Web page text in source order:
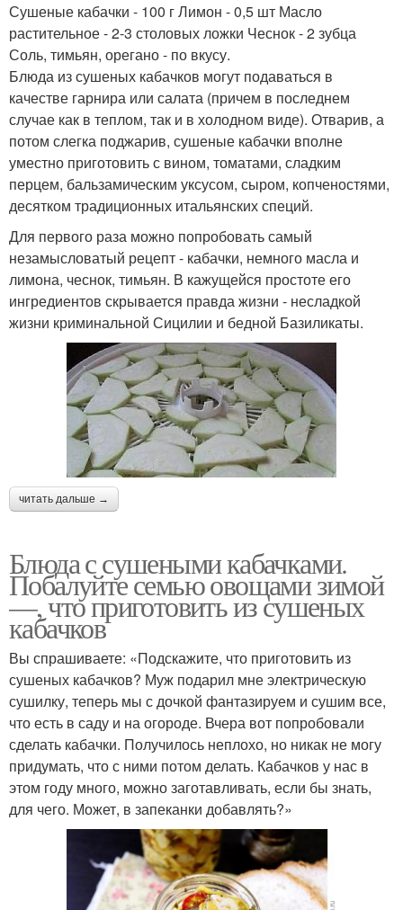
Сушеные кабачки - 100 г Лимон - 0,5 шт Масло
растительное - 2-3 столовых ложки Чеснок - 2 зубца
Соль, тимьян, орегано - по вкусу.
Блюда из сушеных кабачков могут подаваться в
качестве гарнира или салата (причем в последнем
случае как в теплом, так и в холодном виде). Отварив, а
потом слегка поджарив, сушеные кабачки вполне
уместно приготовить с вином, томатами, сладким
перцем, бальзамическим уксусом, сыром, копченостями,
десятком традиционных итальянских специй.
Для первого раза можно попробовать самый
незамысловатый рецепт - кабачки, немного масла и
лимона, чеснок, тимьян. В кажущейся простоте его
ингредиентов скрывается правда жизни - несладкой
жизни криминальной Сицилии и бедной Базиликаты.
читать дальше →
Блюда с сушеными кабачками.
Побалуйте семью овощами зимой
—, что приготовить из сушеных
кабачков
Вы спрашиваете: «Подскажите, что приготовить из
сушеных кабачков? Муж подарил мне электрическую
сушилку, теперь мы с дочкой фантазируем и сушим все,
что есть в саду и на огороде. Вчера вот попробовали
сделать кабачки. Получилось неплохо, но никак не могу
придумать, что с ними потом делать. Кабачков у нас в
этом году много, можно заготавливать, если бы знать,
для чего. Может, в запеканки добавлять?»